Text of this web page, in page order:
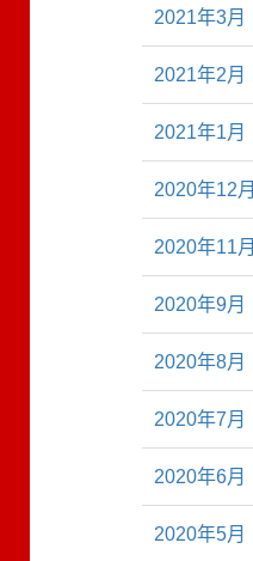
2021年3月
2021年2月
2021年1月
2020年12月
2020年11月
2020年9月
2020年8月
2020年7月
2020年6月
2020年5月